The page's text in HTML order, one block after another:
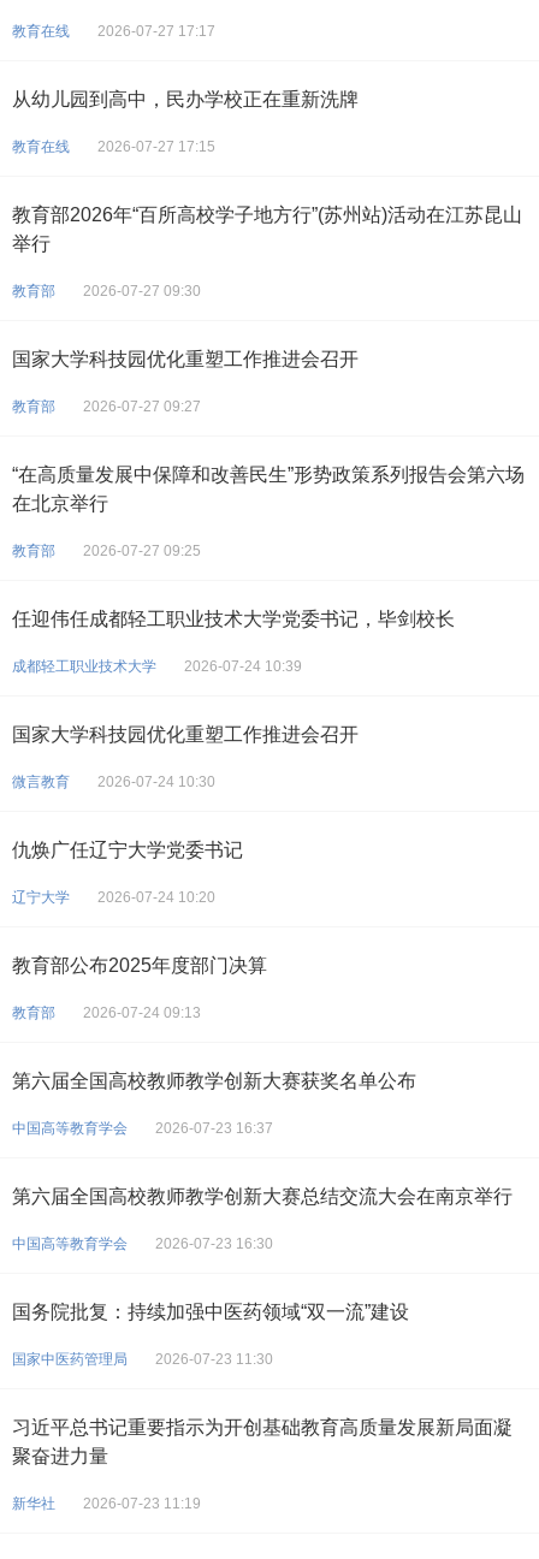
教育在线 2026-07-27 17:17
从幼儿园到高中，民办学校正在重新洗牌
教育在线 2026-07-27 17:15
教育部2026年“百所高校学子地方行”(苏州站)活动在江苏昆山
举行
教育部 2026-07-27 09:30
国家大学科技园优化重塑工作推进会召开
教育部 2026-07-27 09:27
“在高质量发展中保障和改善民生”形势政策系列报告会第六场
在北京举行
教育部 2026-07-27 09:25
任迎伟任成都轻工职业技术大学党委书记，毕剑校长
成都轻工职业技术大学 2026-07-24 10:39
国家大学科技园优化重塑工作推进会召开
微言教育 2026-07-24 10:30
仇焕广任辽宁大学党委书记
辽宁大学 2026-07-24 10:20
教育部公布2025年度部门决算
教育部 2026-07-24 09:13
第六届全国高校教师教学创新大赛获奖名单公布
中国高等教育学会 2026-07-23 16:37
第六届全国高校教师教学创新大赛总结交流大会在南京举行
中国高等教育学会 2026-07-23 16:30
国务院批复：持续加强中医药领域“双一流”建设
国家中医药管理局 2026-07-23 11:30
习近平总书记重要指示为开创基础教育高质量发展新局面凝
聚奋进力量
新华社 2026-07-23 11:19